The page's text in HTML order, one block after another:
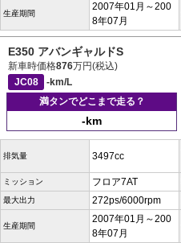
生産期間
2007年01月～200
8年07月
E350 アバンギャルドS
新車時価格876万円(税込)
JC08
-km/L
満タンでどこまで走る？
-km
排気量 3497cc
ミッション フロア7AT
最大出力 272ps/6000rpm
生産期間
2007年01月～200
8年07月